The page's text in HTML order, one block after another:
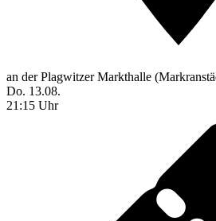
an der Plagwitzer Markthalle
Do. 13.08.
21:15 Uhr